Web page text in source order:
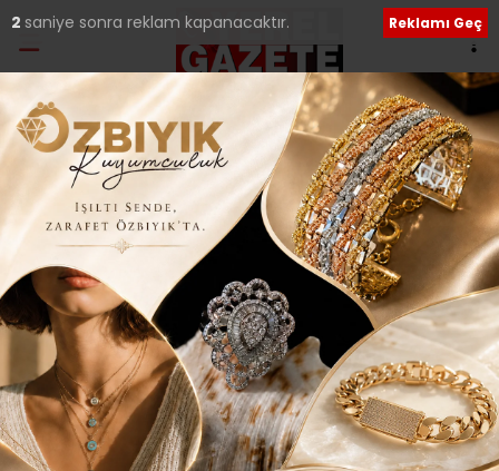
Ana Sayfa›Güncel
Çekmeköy’de yeni bir
uygulama hayata
geçiyor…
Giriş: 05-06-2025 00:15 124 Güncel İLÇELERDEN HABERLER
1 saniye sonra reklam kapanacaktır. Reklamı Geç